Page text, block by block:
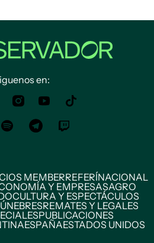
en:
MEMBERREFERÍNACIONAL
Y EMPRESASAGRO
CULTURA Y ESPECTÁCULOS
REMATES Y LEGALES
PUBLICACIONES
ESPAÑAESTADOS UNIDOS